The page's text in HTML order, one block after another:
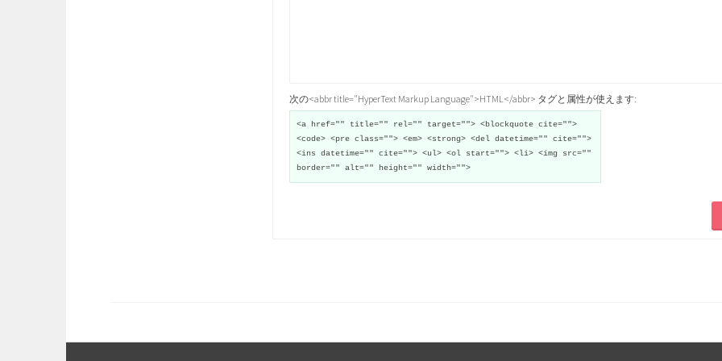
次の<abbr title="HyperText Markup Language">HTML</abbr> タグと属性が使えます:
<a href="" title="" rel="" target=""> <blockquote cite="">
<code> <pre class=""> <em> <strong> <del datetime="" cite="">
<ins datetime="" cite=""> <ul> <ol start=""> <li> <img src=""
border="" alt="" height="" width="">